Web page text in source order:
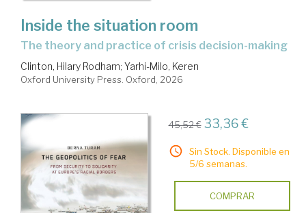
Inside the situation room
the theory and practice of crisis decision-making
Clinton, Hilary Rodham; Yarhi-Milo, Keren
Oxford University Press. Oxford, 2026
45,52 € 33,36 €
Sin Stock. Disponible en
5/6 semanas.
COMPRAR